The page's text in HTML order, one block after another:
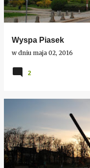
Wyspa Piasek
w dniu maja 02, 2016
2